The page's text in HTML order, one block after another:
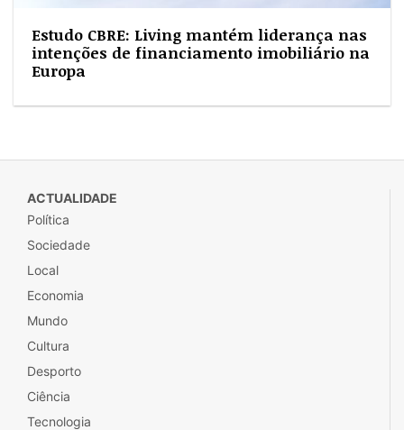
Estudo CBRE: Living mantém liderança nas
intenções de financiamento imobiliário na
Europa
ACTUALIDADE
Política
Sociedade
Local
Economia
Mundo
Cultura
Desporto
Ciência
Tecnologia